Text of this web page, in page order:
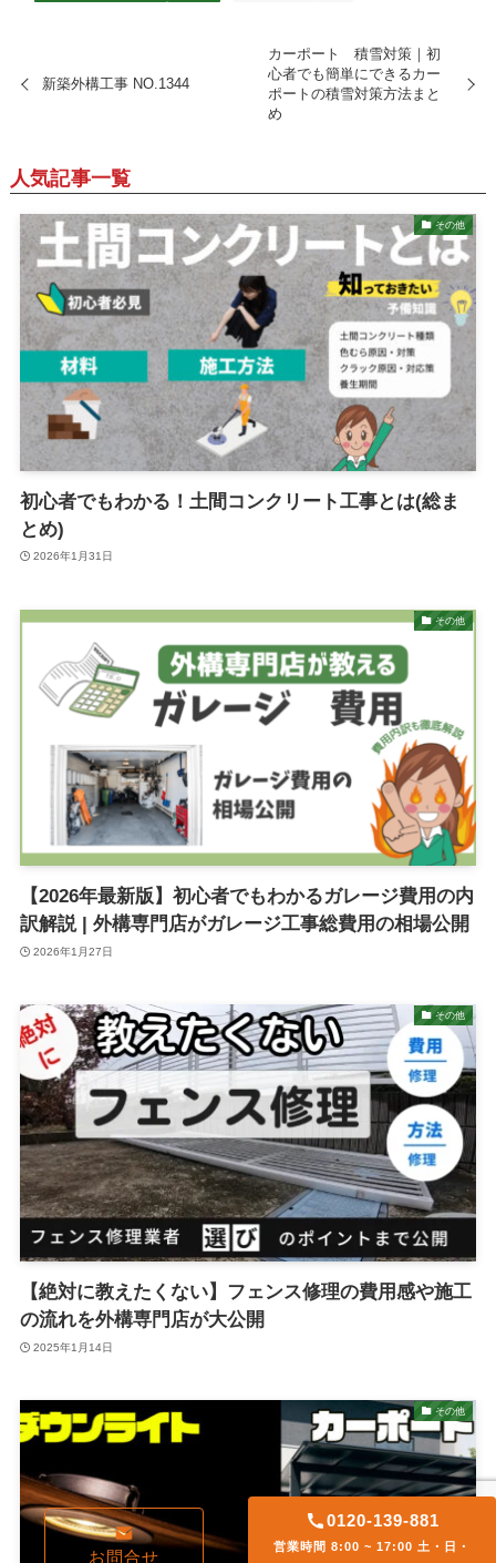
新築外構工事 NO.1344
カーポート 積雪対策｜初
心者でも簡単にできるカー
ポートの積雪対策方法まと
め
人気記事一覧
その他
初心者でもわかる！土間コンクリート工事とは(総ま
とめ)
2026年1月31日
その他
【2026年最新版】初心者でもわかるガレージ費用の内
訳解説 | 外構専門店がガレージ工事総費用の相場公開
2026年1月27日
その他
【絶対に教えたくない】フェンス修理の費用感や施工
の流れを外構専門店が大公開
2025年1月14日
その他
お問合せ
0120-139-881
営業時間 8:00 ~ 17:00 土・日・